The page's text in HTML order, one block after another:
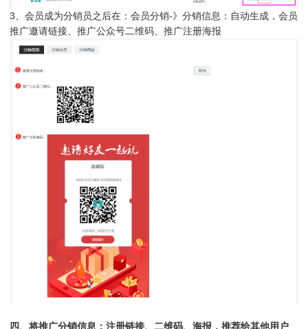
3、会员成为分销员之后在：会员分销-》分销信息：自动生成，会员
推广邀请链接、推广公众号二维码、推广注册海报
四、将推广分销信息：注册链接、二维码、海报，推荐给其他用户